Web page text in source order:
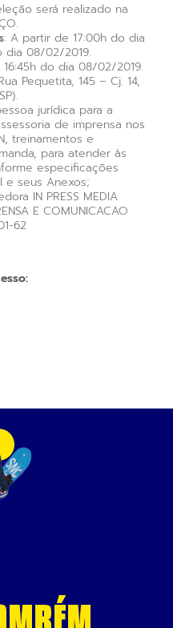
será realizado na
: A partir de 17:00h do dia
dia 08/02/2019.
16:45h do dia 08/02/2019.
Pequetita, 145 – Cj. 14,
jurídica para a
de imprensa nos
treinamentos e
para atender às
especificações
e seus Anexos;
IN PRESS MEDIA
E COMUNICACAO
62